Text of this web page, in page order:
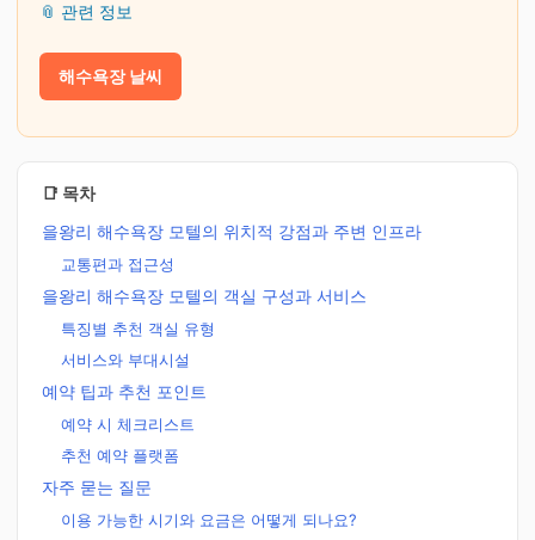
📎 관련 정보
해수욕장 날씨
📑 목차
을왕리 해수욕장 모텔의 위치적 강점과 주변 인프라
교통편과 접근성
을왕리 해수욕장 모텔의 객실 구성과 서비스
특징별 추천 객실 유형
서비스와 부대시설
예약 팁과 추천 포인트
예약 시 체크리스트
추천 예약 플랫폼
자주 묻는 질문
이용 가능한 시기와 요금은 어떻게 되나요?